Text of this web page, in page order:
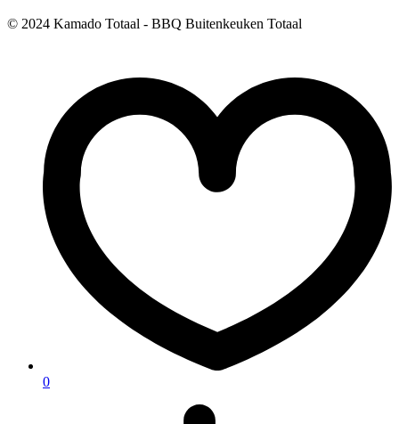
© 2024 Kamado Totaal - BBQ Buitenkeuken Totaal
0